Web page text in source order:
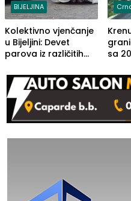
BIJELJINA
Kolektivno vjenčanje
u Bijeljini: Devet
parova iz različitih
izgovorilo
sudbonosno da
sa
u